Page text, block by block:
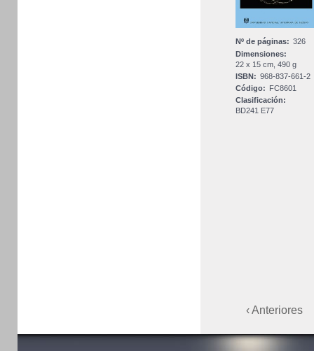
Nº de páginas: 326
Dimensiones:
22 x 15 cm, 490 g
ISBN: 968-837-661-2
Código: FC8601
Clasificación:
BD241 E77
‹ Anteriores